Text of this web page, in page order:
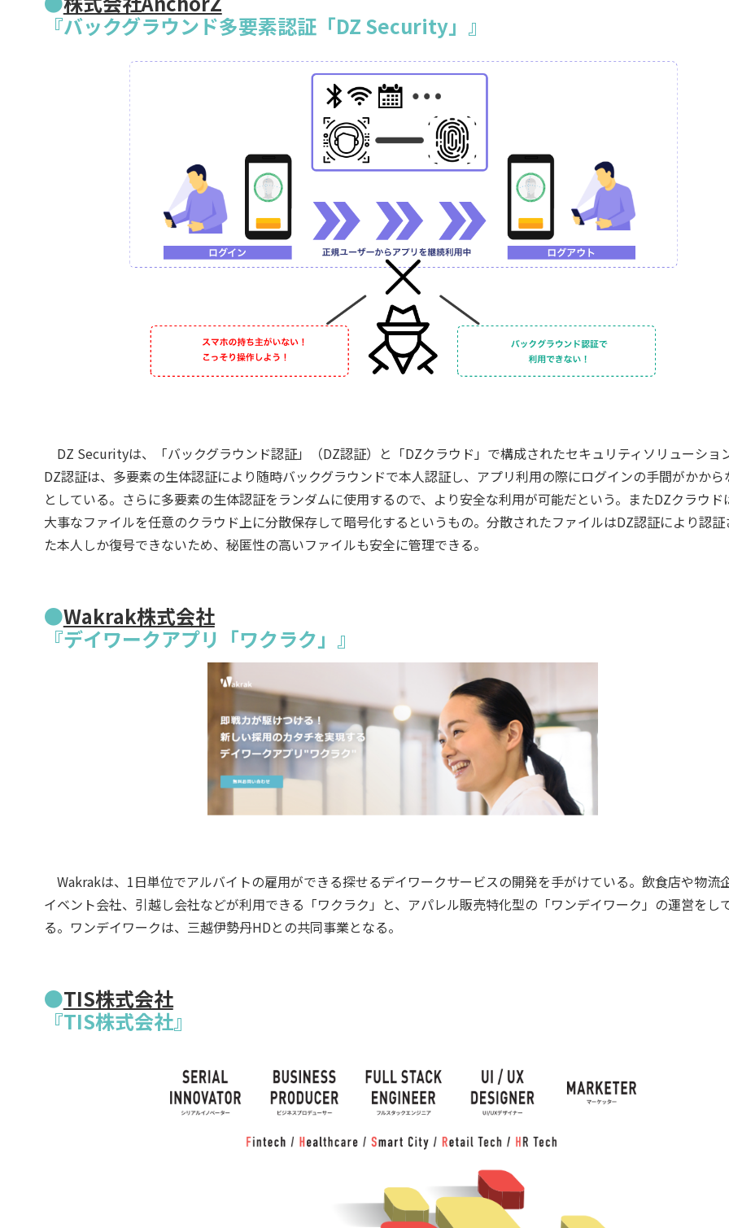
『バックグラウンド多要素認証「DZ Security」』
DZ Securityは、「バックグラウンド認証」（DZ認証）と「DZクラウド」で構成されたセキュリティソリューション
DZ認証は、多要素の生体認証により随時バックグラウンドで本人認証し、アプリ利用の際にログインの手間がかから
としている。さらに多要素の生体認証をランダムに使用するので、より安全な利用が可能だという。またDZクラウド
大事なファイルを任意のクラウド上に分散保存して暗号化するというもの。分散されたファイルはDZ認証により認証
た本人しか復号できないため、秘匿性の高いファイルも安全に管理できる。
●Wakrak株式会社
『デイワークアプリ「ワクラク」』
Wakrakは、1日単位でアルバイトの雇用ができる探せるデイワークサービスの開発を手がけている。飲食店や物流企
イベント会社、引越し会社などが利用できる「ワクラク」と、アパレル販売特化型の「ワンデイワーク」の運営をし
る。ワンデイワークは、三越伊勢丹HDとの共同事業となる。
●TIS株式会社
『TIS株式会社』